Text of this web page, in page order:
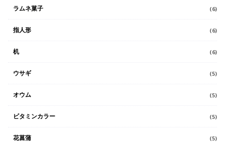
ラムネ菓子 (6)
指人形 (6)
机 (6)
ウサギ (5)
オウム (5)
ビタミンカラー (5)
花菖蒲 (5)